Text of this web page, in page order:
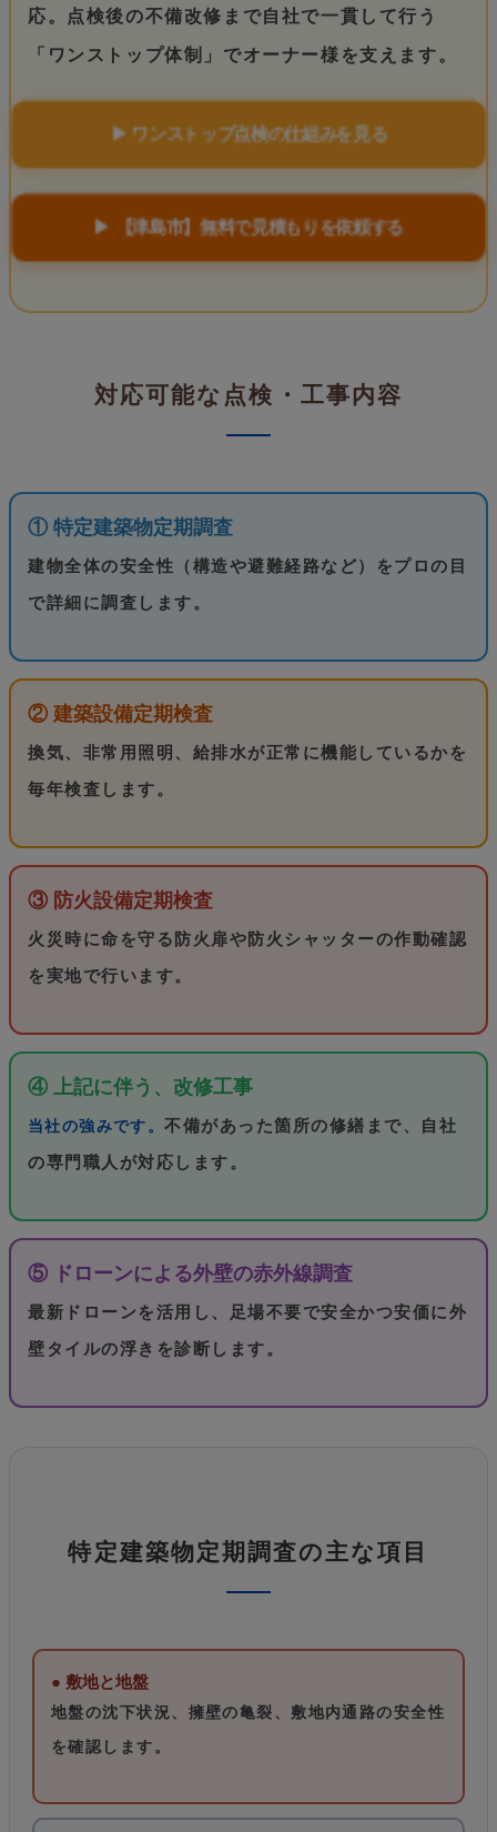
応。点検後の不備改修まで自社で一貫して行う
「ワンストップ体制」でオーナー様を支えます。
▶ ワンストップ点検の仕組みを見る
▶ 【津島市】無料で見積もりを依頼する
対応可能な点検・工事内容
① 特定建築物定期調査
建物全体の安全性（構造や避難経路など）をプロの目
で詳細に調査します。
② 建築設備定期検査
換気、非常用照明、給排水が正常に機能しているかを
毎年検査します。
③ 防火設備定期検査
火災時に命を守る防火扉や防火シャッターの作動確認
を実地で行います。
④ 上記に伴う、改修工事
当社の強みです。不備があった箇所の修繕まで、自社
の専門職人が対応します。
⑤ ドローンによる外壁の赤外線調査
最新ドローンを活用し、足場不要で安全かつ安価に外
壁タイルの浮きを診断します。
特定建築物定期調査の主な項目
● 敷地と地盤
地盤の沈下状況、擁壁の亀裂、敷地内通路の安全性
を確認します。